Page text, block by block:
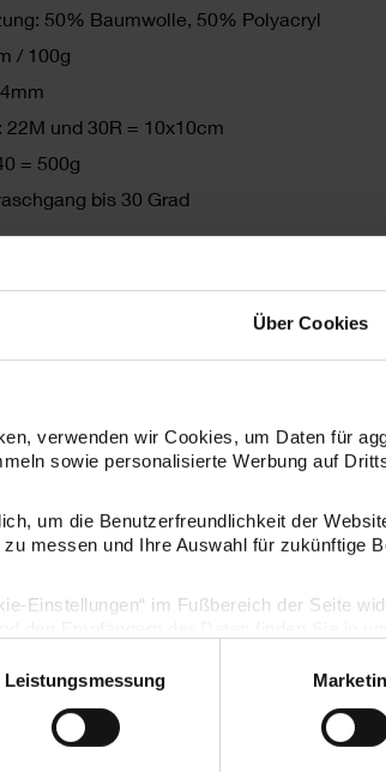
Über Cookies
verwenden wir Cookies, um Daten für
sowie personalisierte Werbung auf
um die Benutzerfreundlichkeit der
messen und Ihre Auswahl für zukünftige
Einstellungen“ im Fußbereich der Seite
Leistungsmessung
50% Baumwolle, 50% Polyacryl
/ 100g
22M und 30R = 10x10cm
= 500g
bis 30 Grad